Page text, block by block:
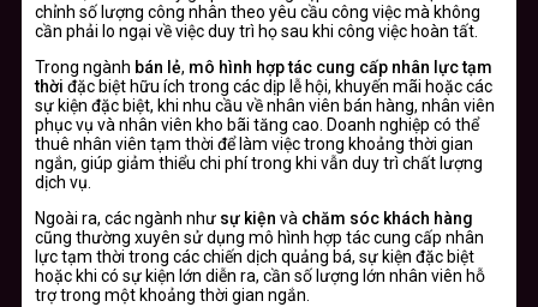
chỉnh số lượng công nhân theo yêu cầu công việc mà không
cần phải lo ngại về việc duy trì họ sau khi công việc hoàn tất.
Trong ngành bán lẻ, mô hình hợp tác cung cấp nhân lực tạm
thời đặc biệt hữu ích trong các dịp lễ hội, khuyến mãi hoặc các
sự kiện đặc biệt, khi nhu cầu về nhân viên bán hàng, nhân viên
phục vụ và nhân viên kho bãi tăng cao. Doanh nghiệp có thể
thuê nhân viên tạm thời để làm việc trong khoảng thời gian
ngắn, giúp giảm thiểu chi phí trong khi vẫn duy trì chất lượng
dịch vụ.
Ngoài ra, các ngành như sự kiện và chăm sóc khách hàng
cũng thường xuyên sử dụng mô hình hợp tác cung cấp nhân
lực tạm thời trong các chiến dịch quảng bá, sự kiện đặc biệt
hoặc khi có sự kiện lớn diễn ra, cần số lượng lớn nhân viên hỗ
trợ trong một khoảng thời gian ngắn.